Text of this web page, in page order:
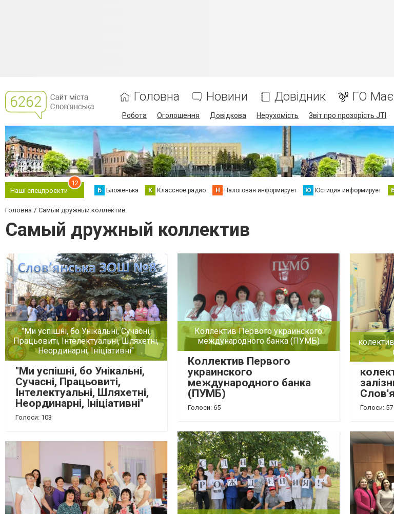
Головна Новини Довідник ГО Має
Робота Оголошення Довідкова Нерухомість Звіт про прозорість JTI
Наші спецпроєкти
12
Б Бложенька К Классное радио Н Налоговая информирует Ю Юстиция информирует
Головна Самый дружный коллектив
Самый дружный коллектив
"Ми успішні, бо Унікальні, Сучасні,
Працьовиті, Інтелектуальні, Шляхетні,
Неординарні, Ініціативні"
"Ми успішні, бо Унікальні,
Сучасні, Працьовиті,
Інтелектуальні, Шляхетні,
Неординарні, Ініціативні"
Голоси: 103
Коллектив Первого украинского
международного банка (ПУМБ)
Коллектив Первого
украинского
международного банка
(ПУМБ)
Голоси: 65 Голоси: 57